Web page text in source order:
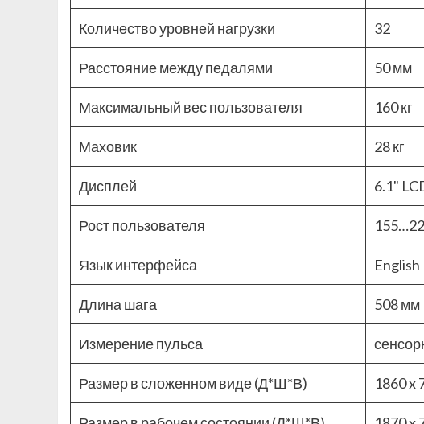
Количество уровней нагрузки 32
Расстояние между педалями 50 мм
Максимальный вес пользователя 160 кг
Маховик 28 кг
Дисплей 6.1"
Рост пользователя
Язык интерфейса English
Длина шага 508 мм
Измерение пульса
Размер в сложенном виде (Д*Ш*В) 1860 x